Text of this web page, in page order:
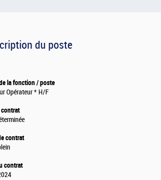
du poste
la fonction / poste
Opérateur * H/F
contrat
contrat
contrat